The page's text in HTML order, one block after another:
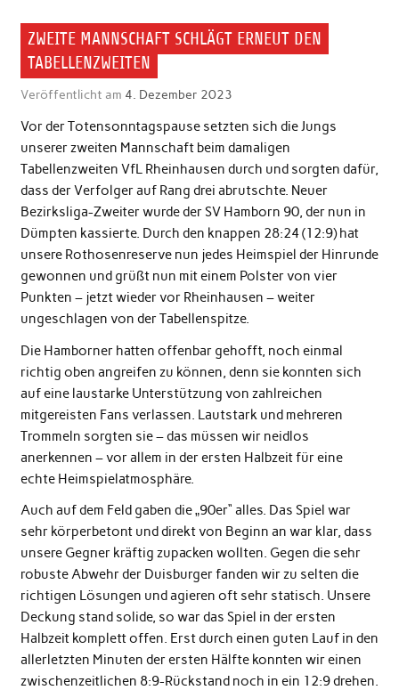
ZWEITE MANNSCHAFT SCHLÄGT ERNEUT DEN
TABELLENZWEITEN
Veröffentlicht am 4. Dezember 2023
Vor der Totensonntagspause setzten sich die Jungs
unserer zweiten Mannschaft beim damaligen
Tabellenzweiten VfL Rheinhausen durch und sorgten dafür,
dass der Verfolger auf Rang drei abrutschte. Neuer
Bezirksliga-Zweiter wurde der SV Hamborn 90, der nun in
Dümpten kassierte. Durch den knappen 28:24 (12:9) hat
unsere Rothosenreserve nun jedes Heimspiel der Hinrunde
gewonnen und grüßt nun mit einem Polster von vier
Punkten – jetzt wieder vor Rheinhausen – weiter
ungeschlagen von der Tabellenspitze.
Die Hamborner hatten offenbar gehofft, noch einmal
richtig oben angreifen zu können, denn sie konnten sich
auf eine laustarke Unterstützung von zahlreichen
mitgereisten Fans verlassen. Lautstark und mehreren
Trommeln sorgten sie – das müssen wir neidlos
anerkennen – vor allem in der ersten Halbzeit für eine
echte Heimspielatmosphäre.
Auch auf dem Feld gaben die „90er“ alles. Das Spiel war
sehr körperbetont und direkt von Beginn an war klar, dass
unsere Gegner kräftig zupacken wollten. Gegen die sehr
robuste Abwehr der Duisburger fanden wir zu selten die
richtigen Lösungen und agieren oft sehr statisch. Unsere
Deckung stand solide, so war das Spiel in der ersten
Halbzeit komplett offen. Erst durch einen guten Lauf in den
allerletzten Minuten der ersten Hälfte konnten wir einen
zwischenzeitlichen 8:9-Rückstand noch in ein 12:9 drehen.